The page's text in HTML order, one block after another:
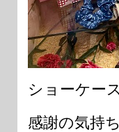
ショーケー
感謝の気持